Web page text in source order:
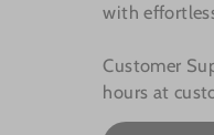
with
Customer
hours at